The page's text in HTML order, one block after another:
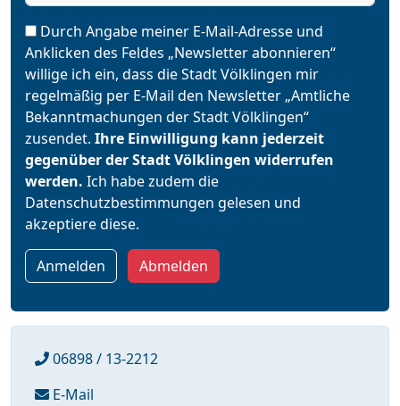
Durch Angabe meiner E-Mail-Adresse und
Anklicken des Feldes „Newsletter abonnieren“
willige ich ein, dass die Stadt Völklingen mir
regelmäßig per E-Mail den Newsletter „Amtliche
Bekanntmachungen der Stadt Völklingen“
zusendet. Ihre Einwilligung kann jederzeit
gegenüber der Stadt Völklingen widerrufen
werden. Ich habe zudem die
Datenschutzbestimmungen gelesen und
akzeptiere diese.
Anmelden Abmelden
06898 / 13-2212
E-Mail